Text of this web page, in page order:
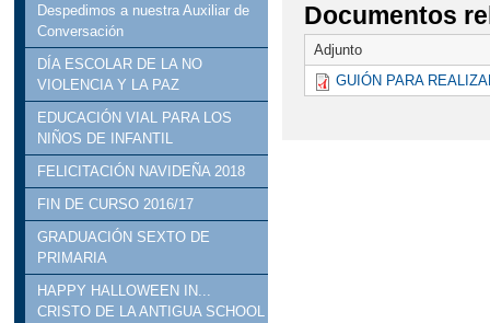
Despedimos a nuestra Auxiliar de
Conversación
DÍA ESCOLAR DE LA NO
VIOLENCIA Y LA PAZ
EDUCACIÓN VIAL PARA LOS
NIÑOS DE INFANTIL
FELICITACIÓN NAVIDEÑA 2018
FIN DE CURSO 2016/17
GRADUACIÓN SEXTO DE
PRIMARIA
HAPPY HALLOWEEN IN...
CRISTO DE LA ANTIGUA SCHOOL
Documentos
Adjunto
GUIÓN PARA